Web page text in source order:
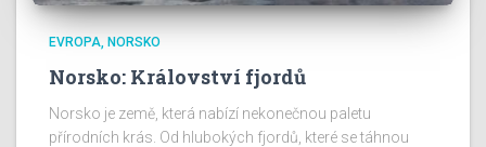
EVROPA NORSKO
Norsko: Království fjordů
Norsko je země, která nabízí nekonečnou paletu
přírodních krás. Od hlubokých fjordů, které se táhnou